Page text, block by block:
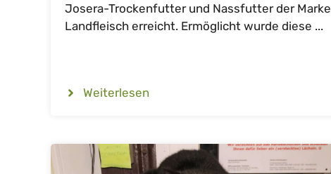
Josera-Trockenfutter und Nassfutter der Marke
Landfleisch erreicht. Ermöglicht wurde diese ...
Weiterlesen